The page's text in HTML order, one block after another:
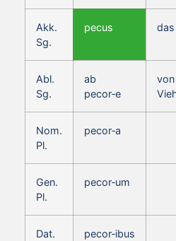
Akk.
Sg.
pecus
Abl.
Sg.
ab
pecor‑e
Nom.
Pl.
pecor‑a
Gen.
Pl.
pecor‑um
Dat.
pecor‑ibus